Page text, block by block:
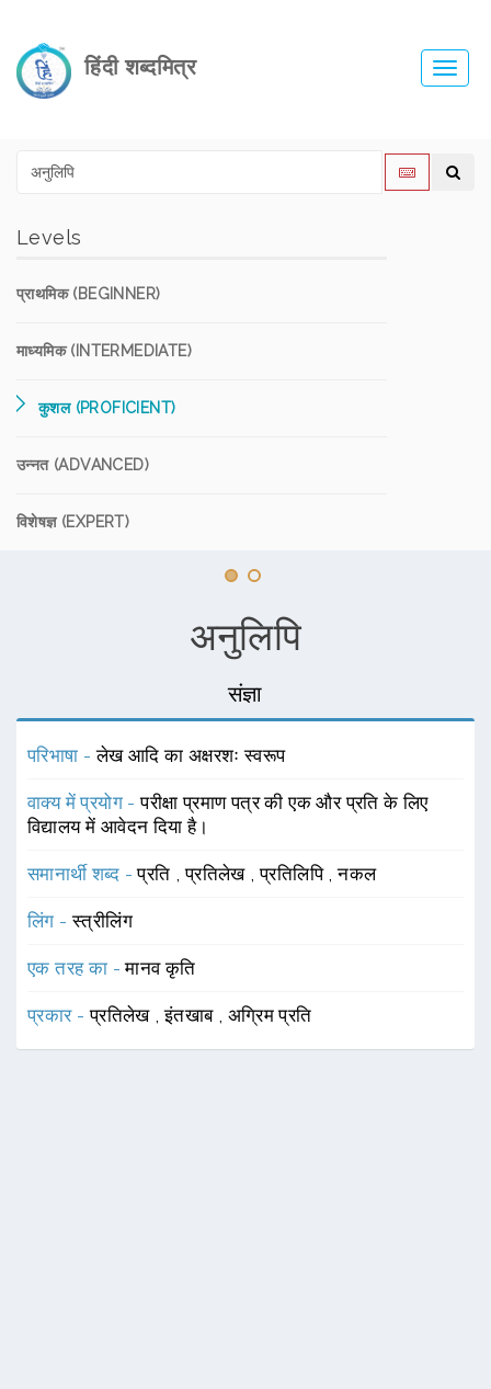
हिंदी शब्दमित्र
Levels
प्राथमिक (BEGINNER)
माध्यमिक (INTERMEDIATE)
कुशल (PROFICIENT)
उन्नत (ADVANCED)
विशेषज्ञ (EXPERT)
अनुलिपि
संज्ञा
परिभाषा -लेख आदि का अक्षरशः स्वरूप
वाक्य में प्रयोग -परीक्षा प्रमाण पत्र की एक और प्रति के लिए
विद्यालय में आवेदन दिया है।
समानार्थी शब्द -प्रति ,प्रतिलेख ,प्रतिलिपि ,नकल
लिंग -स्त्रीलिंग
एक तरह का -मानव कृति
प्रकार -प्रतिलेख ,इंतखाब , अग्रिम प्रति